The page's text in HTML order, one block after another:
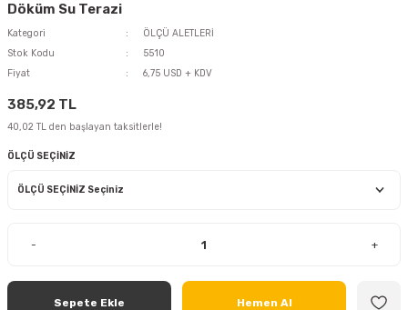
Döküm Su Terazi
Kategori
ÖLÇÜ ALETLERİ
Stok Kodu
5510
Fiyat
6,75 USD + KDV
385,92 TL
40,02 TL den başlayan taksitlerle!
ÖLÇÜ SEÇİNİZ
- +
Sepete Ekle Hemen Al